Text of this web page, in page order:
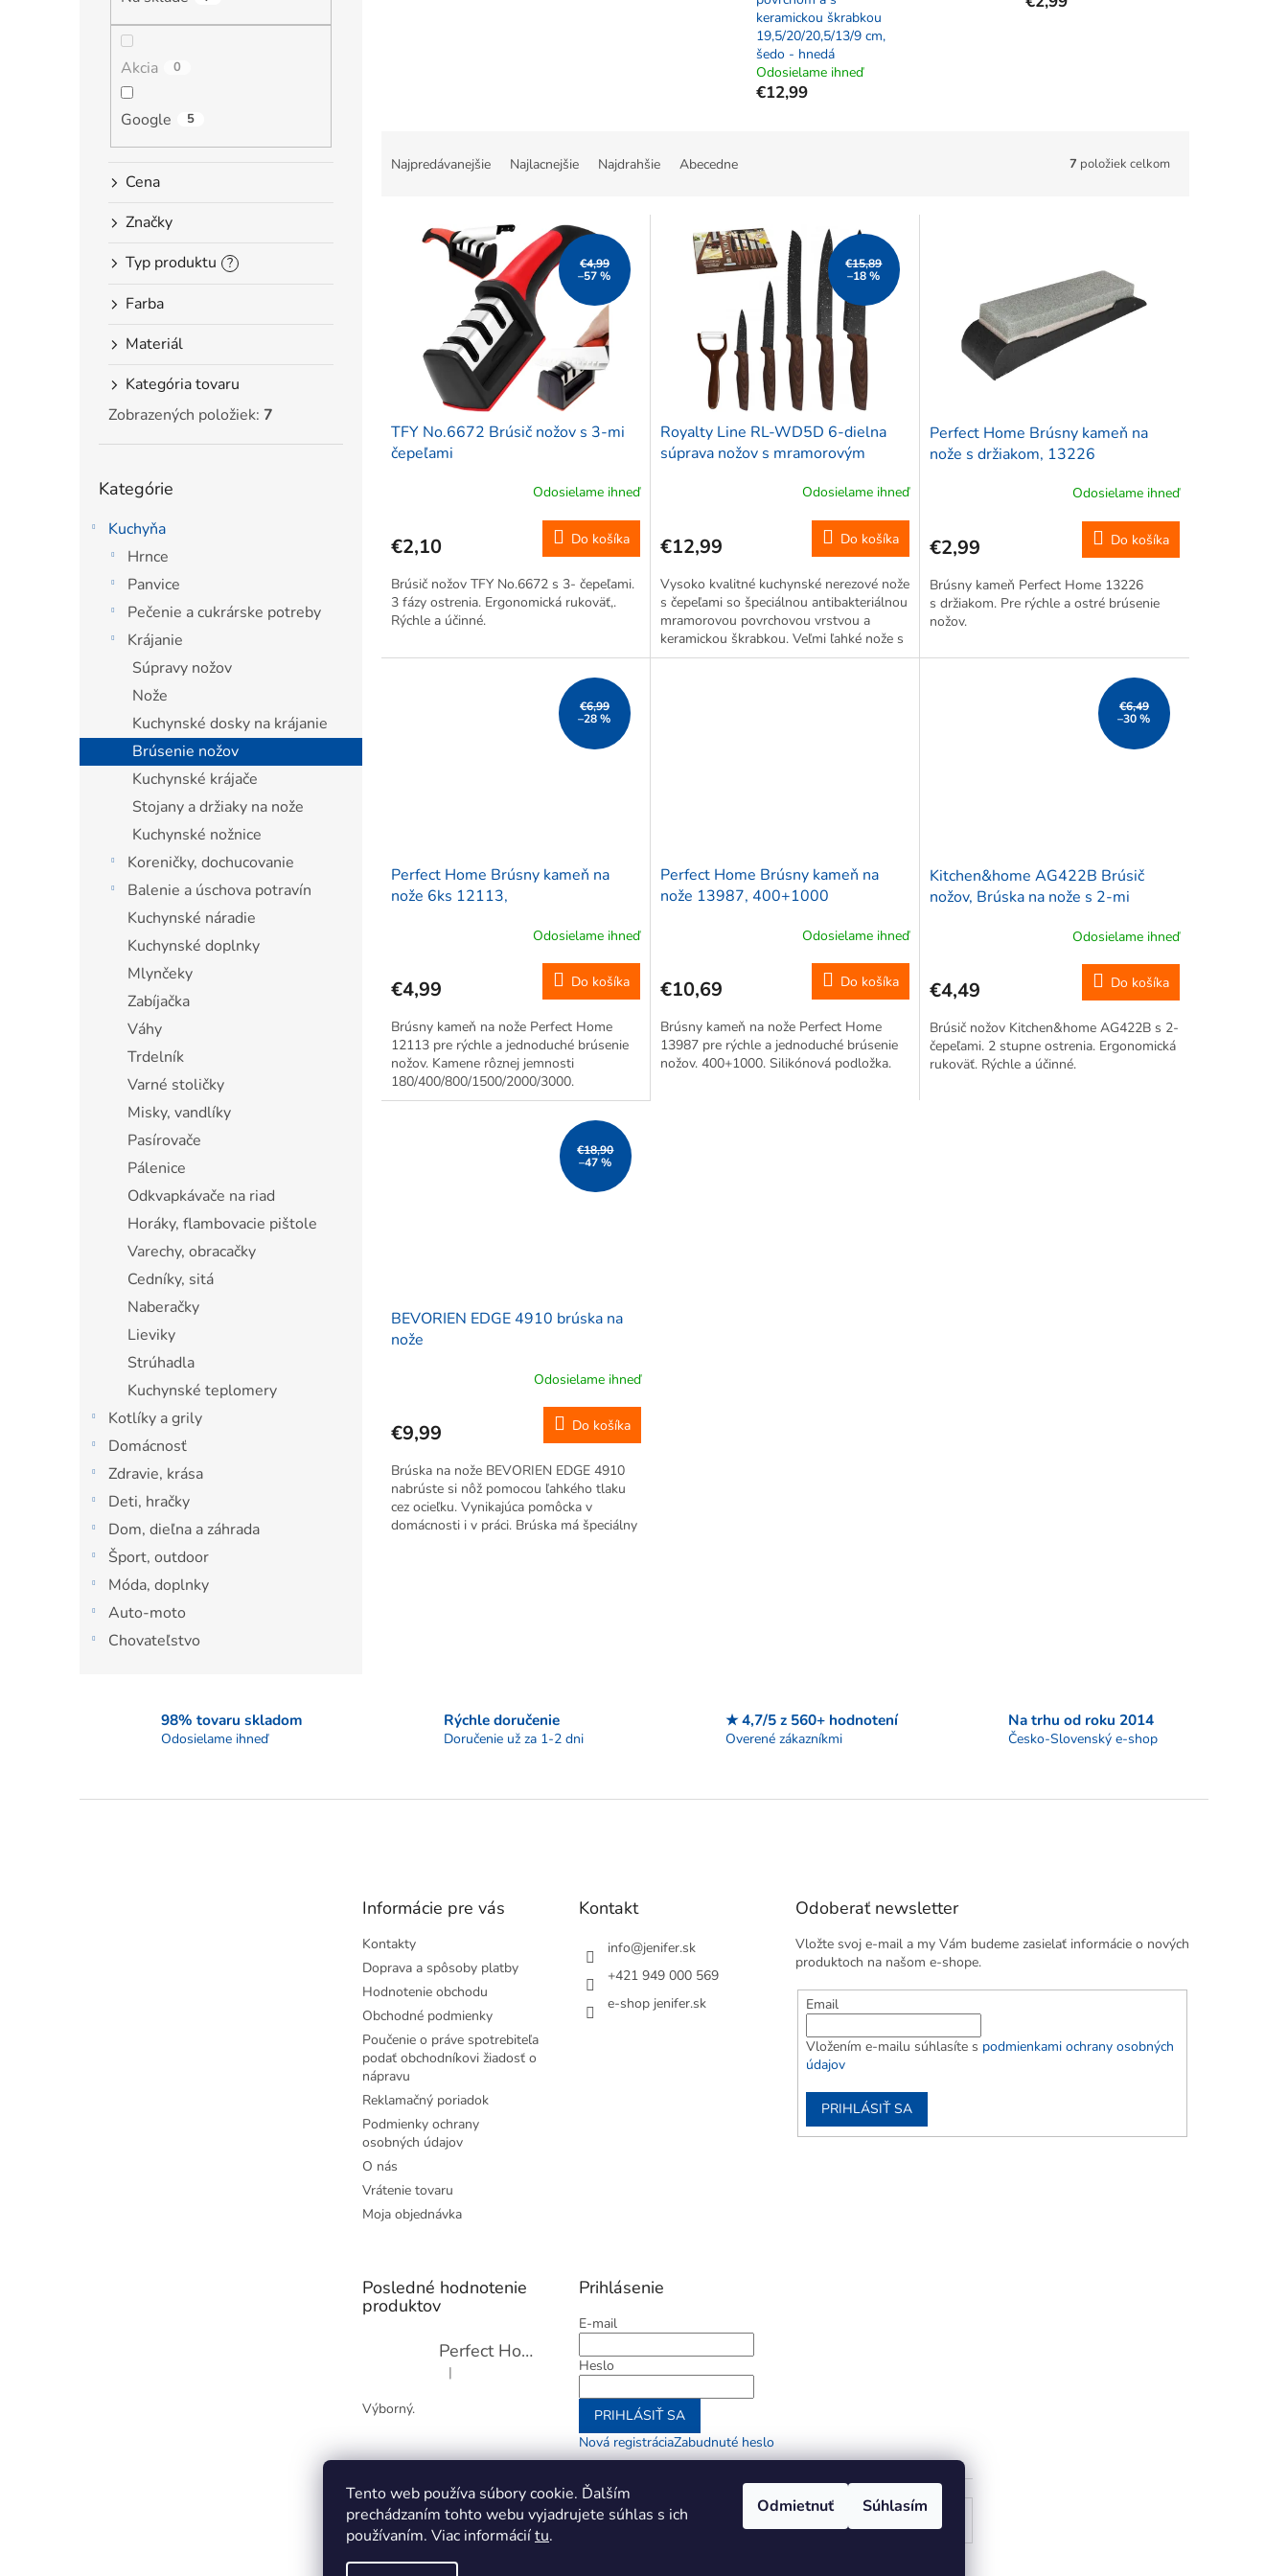
Tento web používa súbory cookie. Ďalším
prechádzaním tohto webu vyjadrujete súhlas s ich
používaním. Viac informáciítu.
Odmietnuť Súhlasím
Akcia 0
Google 5
Cena
Značky
Typ produktu
?
Farba
Materiál
Kategória tovaru
Zobrazených položiek: 7
kategórie
Kategórie
Kuchyňa
Hrnce
Panvice
Pečenie a cukrárske potreby
Krájanie
Súpravy nožov
Nože
Kuchynské dosky na krájanie
Brúsenie nožov
Kuchynské krájače
Stojany a držiaky na nože
Kuchynské nožnice
Koreničky, dochucovanie
Balenie a úschova potravín
Kuchynské náradie
Kuchynské doplnky
Mlynčeky
Zabíjačka
Váhy
Trdelník
Varné stoličky
Misky, vandlíky
Pasírovače
Pálenice
Odkvapkávače na riad
Horáky, flambovacie pištole
Varechy, obracačky
Cedníky, sitá
Naberačky
Lieviky
Strúhadla
Kuchynské teplomery
Kotlíky a grily
Domácnosť
Zdravie, krása
Deti, hračky
Dom, dieľna a záhrada
Šport, outdoor
Móda, doplnky
Auto-moto
Chovateľstvo
keramickou škrabkou
19,5/20/20,5/13/9 cm,
šedo - hnedá
Odosielame ihneď
€12,99
Najpredávanejšie Najlacnejšie Najdrahšie Abecedne 7 položiek celkom
€4,99
–57 %
TFY No.6672 Brúsič nožov s 3-mi
čepeľami
Odosielame ihneď
€2,10 Do košíka
Brúsič nožov TFY No.6672 s 3- čepeľami.
3 fázy ostrenia. Ergonomická rukoväť,.
Rýchle a účinné.
€15,89
–18 %
Royalty Line RL-WD5D 6-dielna
súprava nožov s mramorovým
19,5/20/20,5/13/9 cm, šedo -
Odosielame ihneď
€12,99 Do košíka
Vysoko kvalitné kuchynské nerezové nože
s čepeľami so špeciálnou antibakteriálnou
mramorovou povrchovou vrstvou a
keramickou škrabkou. Veľmi ľahké nože s
praktickou protišmykovou ergonomickou
Perfect Home Brúsny kameň na
nože s držiakom, 13226
Odosielame ihneď
€2,99 Do košíka
Brúsny kameň Perfect Home 13226
s držiakom. Pre rýchle a ostré brúsenie
nožov.
€6,99
–28 %
Perfect Home Brúsny kameň na
nože 6ks 12113,
Odosielame ihneď
€4,99 Do košíka
Brúsny kameň na nože Perfect Home
12113 pre rýchle a jednoduché brúsenie
nožov. Kamene rôznej jemnosti
180/400/800/1500/2000/3000.
Perfect Home Brúsny kameň na
nože 13987, 400+1000
je
z
5
hviezdičiek.
Odosielame ihneď
€10,69 Do košíka
Brúsny kameň na nože Perfect Home
13987 pre rýchle a jednoduché brúsenie
nožov. 400+1000. Silikónová podložka.
€6,49
–30 %
Kitchen&home AG422B Brúsič
nožov, Brúska na nože s 2-mi
Odosielame ihneď
€4,49 Do košíka
Brúsič nožov Kitchen&home AG422B s 2-
čepeľami. 2 stupne ostrenia. Ergonomická
rukoväť. Rýchle a účinné.
€18,90
–47 %
BEVORIEN EDGE 4910 brúska na
nože
Odosielame ihneď
€9,99 Do košíka
Brúska na nože BEVORIEN EDGE 4910
nabrúste si nôž pomocou ľahkého tlaku
cez ocieľku. Vynikajúca pomôcka v
domácnosti i v práci. Brúska má špeciálny
e
p
y
98% tovaru skladom
Odosielame ihneď
Rýchle doručenie
Doručenie už za 1-2 dni
★ 4,7/5 z 560+ hodnotení
Overené zákazníkmi
Na trhu od roku 2014
Česko-Slovenský e-shop
Informácie pre vás
Kontakty
Doprava a spôsoby platby
Hodnotenie obchodu
Obchodné podmienky
Poučenie o práve spotrebiteľa
podať obchodníkovi žiadosť o
nápravu
Reklamačný poriadok
Podmienky ochrany
osobných údajov
O nás
Vrátenie tovaru
Moja objednávka
Kontakt
info@jenifer.sk
+421 949 000 569
e-shop jenifer.sk
Odoberať newsletter
Vložte svoj e-mail a my Vám budeme zasielať informácie o nových
produktoch na našom e-shope.
Email
Vložením e-mailu súhlasíte s podmienkami ochrany osobných
údajov
PRIHLÁSIŤ SA
Posledné hodnotenie
produktov
Perfect Home Tĺčik na mäso so sekáčikom, 56893
Hodnotenie produktu je 5 z 5 hviezdičiek.
|
Výborný.
Prihlásenie
E-mail
Heslo
PRIHLÁSIŤ SA
Nová registráciaZabudnuté heslo